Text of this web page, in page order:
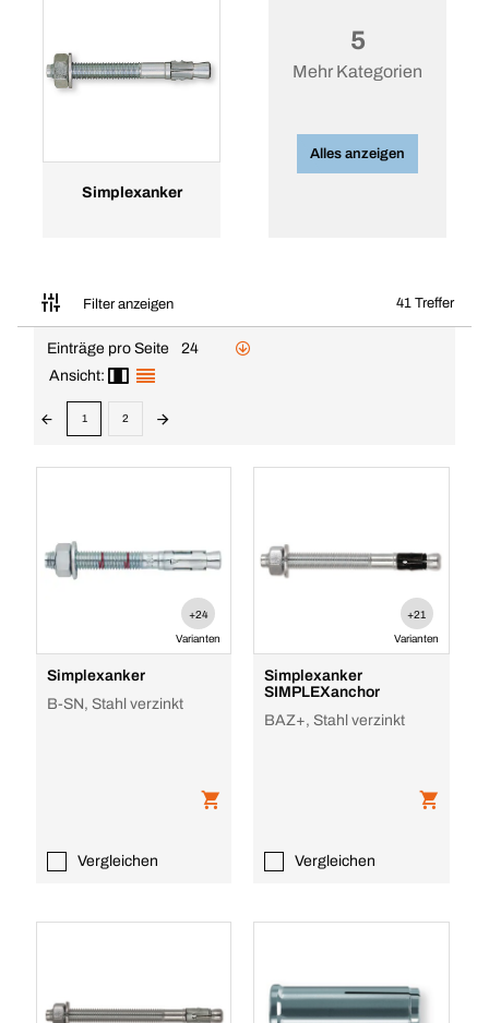
Simplexanker
5
Mehr Kategorien
Alles anzeigen
Filter anzeigen 41 Treffer
Einträge pro Seite
24
Ansicht:
1 2
+24
Varianten
Simplexanker
B-SN, Stahl verzinkt
Vergleichen
+21
Varianten
Simplexanker
SIMPLEXanchor
BAZ+, Stahl verzinkt
Vergleichen